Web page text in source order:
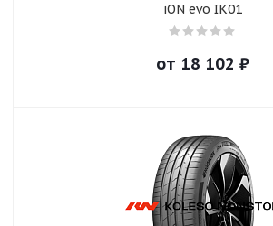
iON evo IK01
от 18 102 ₽